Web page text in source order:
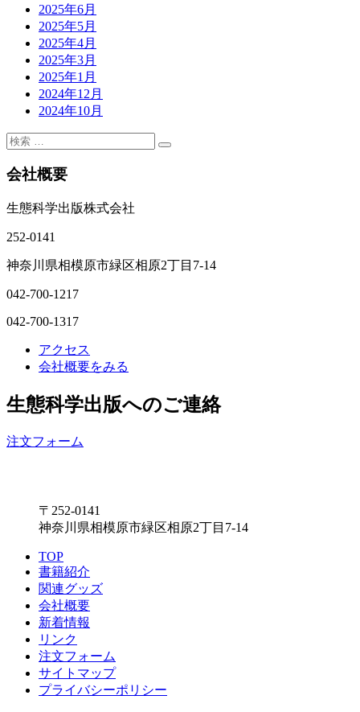
2025年6月
2025年5月
2025年4月
2025年3月
2025年1月
2024年12月
2024年10月
会社概要
生態科学出版株式会社
252-0141
神奈川県相模原市緑区相原2丁目7-14
042-700-1217
042-700-1317
アクセス
会社概要をみる
生態科学出版へのご連絡
注文フォーム
〒252-0141
神奈川県相模原市緑区相原2丁目7-14
TOP
書籍紹介
関連グッズ
会社概要
新着情報
リンク
注文フォーム
サイトマップ
プライバシーポリシー